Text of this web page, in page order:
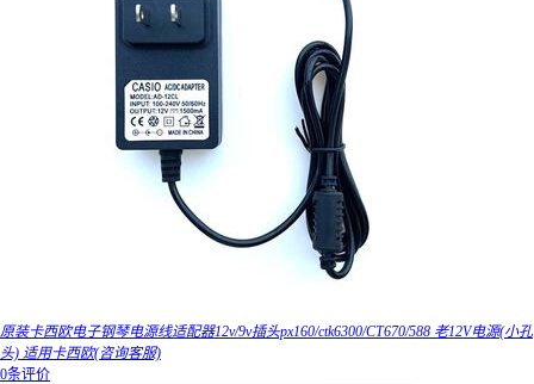
原装卡西欧电子钢琴电源线适配器12v/9v插头px160/ctk6300/CT670/588 老12V电源(小孔
头) 适用卡西欧(咨询客服)
0条评价